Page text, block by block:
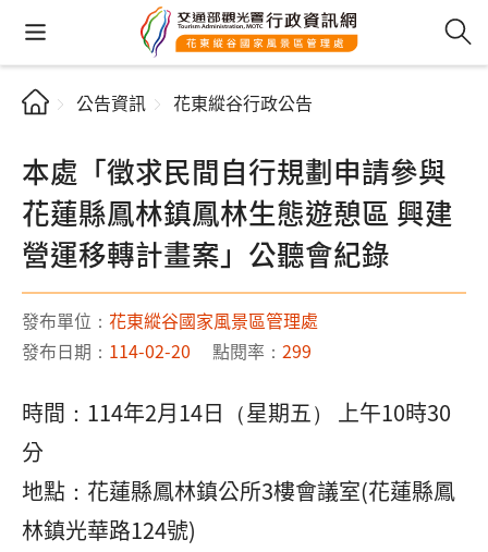
公告資訊 花東縱谷行政公告
本處「徵求民間自行規劃申請參與
花蓮縣鳳林鎮鳳林生態遊憩區 興建
營運移轉計畫案」公聽會紀錄
發布單位： 花東縱谷國家風景區管理處
發布日期： 114-02-20 點閱率： 299
時間：114年2月14日（星期五） 上午10時30
分
地點：花蓮縣鳳林鎮公所3樓會議室(花蓮縣鳳
林鎮光華路124號)